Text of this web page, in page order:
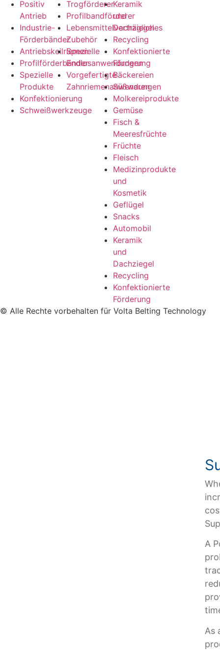
Positiv
Antrieb
Industrie-
Förderbänder
Antriebskeilriemen
Profilförderbänder
Spezielle
Produkte
Konfektionierung
Schweißwerkzeuge
Trogförderer
Profilbandförderer
Lebensmittelverträgliches
Zubehör
Spezielle
Endlosanwendungen
Vorgefertigte
Zahnriemenanwendungen
Keramik
und
Dachziegel
Recycling
Konfektionierte
Förderung
Bäckereien
Süßwaren
Molkereiprodukte
Gemüse
Fisch &
Meeresfrüchte
Früchte
Fleisch
Medizinprodukte
und
Kosmetik
Geflügel
Snacks
Automobil
Keramik
und
Dachziegel
Recycling
Konfektionierte
Förderung
© Alle Rechte vorbehalten für Volta Belting Technology
A
As